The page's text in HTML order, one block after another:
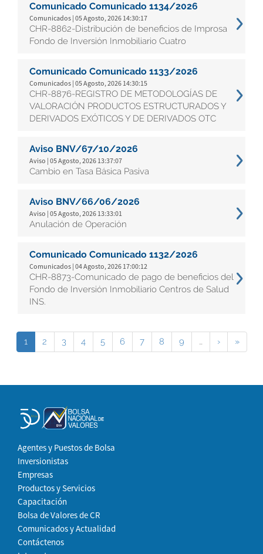
Comunicado Comunicado 1134/2026
Comunicados | 05 Agosto, 2026 14:30:17
CHR-8862-Distribución de beneficios de Improsa
Fondo de Inversión Inmobiliario Cuatro
Comunicado Comunicado 1133/2026
Comunicados | 05 Agosto, 2026 14:30:15
CHR-8876-REGISTRO DE METODOLOGÍAS DE
VALORACIÓN PRODUCTOS ESTRUCTURADOS Y
DERIVADOS EXÓTICOS Y DE DERIVADOS OTC
Aviso BNV/67/10/2026
Aviso | 05 Agosto, 2026 13:37:07
Cambio en Tasa Básica Pasiva
Aviso BNV/66/06/2026
Aviso | 05 Agosto, 2026 13:33:01
Anulación de Operación
Comunicado Comunicado 1132/2026
Comunicados | 04 Agosto, 2026 17:00:12
CHR-8873-Comunicado de pago de beneficios del
Fondo de Inversión Inmobiliario Centros de Salud
INS.
1 2 3 4 5 6 7 8 9 … › »
Agentes y Puestos de Bolsa
Inversionistas
Empresas
Productos y Servicios
Capacitación
Bolsa de Valores de CR
Comunicados y Actualidad
Contáctenos